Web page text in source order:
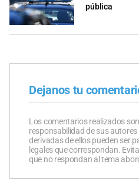
pública
Dejanos tu
Los comentarios realizados
responsabilidad de sus
derivadas de ellos pueden ser
legales que correspondan.
que no respondan al tema